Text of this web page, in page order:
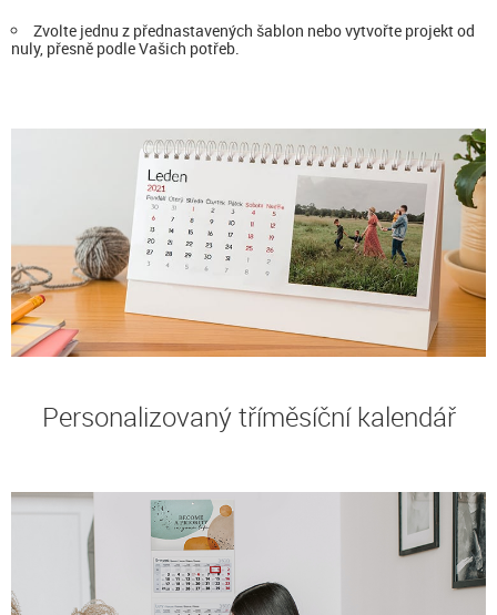
Zvolte jednu z přednastavených šablon nebo vytvořte projekt od
nuly, přesně podle Vašich potřeb.
Personalizovaný tříměsíční kalendář